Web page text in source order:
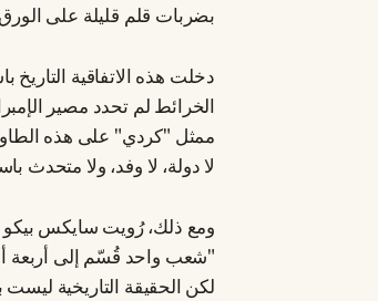
بضربات قلم قليلة على
دخلت هذه الاتفاقية التاريخ
الخرائط لم تحدد مصير
ممثل "كردي" على هذه
لا دولة، لا وفد، ولا
ومع ذلك، رُويت سايكس بيكو
"شعب واحد قُسّم إلى أربعة
لكن الحقيقة التاريخية